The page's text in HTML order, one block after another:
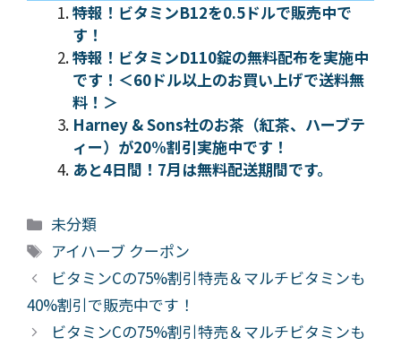
特報！ビタミンB12を0.5ドルで販売中で
す！
特報！ビタミンD110錠の無料配布を実施中
です！＜60ドル以上のお買い上げで送料無
料！＞
Harney & Sons社のお茶（紅茶、ハーブテ
ィー）が20%割引実施中です！
あと4日間！7月は無料配送期間です。
カ
テ
ゴ
リ
ー
未分類
タ
グ
アイハーブ クーポン
ビタミンCの75%割引特売＆マルチビタミンも
40%割引で販売中です！
ビタミンCの75%割引特売＆マルチビタミンも